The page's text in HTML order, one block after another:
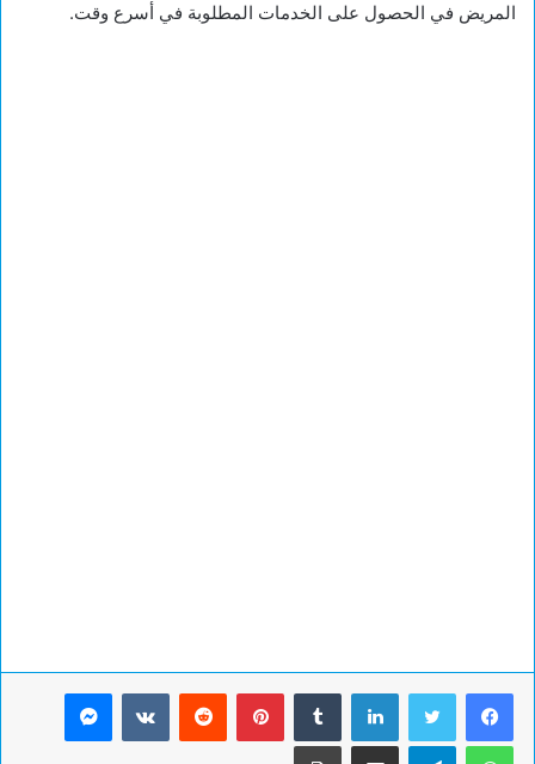
المريض في الحصول على الخدمات المطلوبة في أسرع وقت.
لينكدإن بينتيريست ماسنجر
واتساب تيلقرام مشاركة عبر البريد طباعة